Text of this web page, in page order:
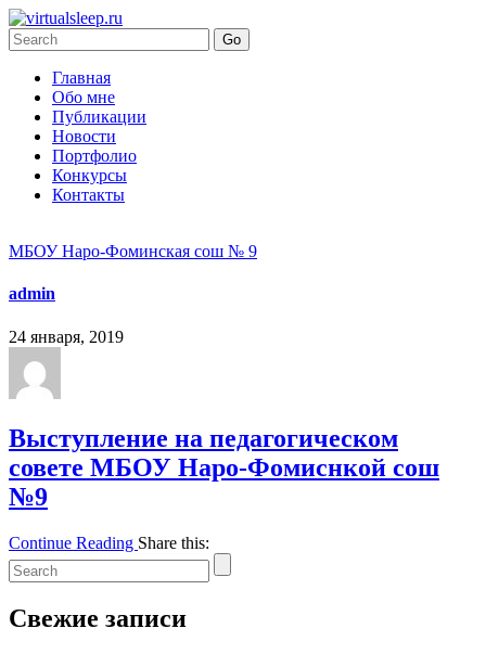
Главная
Обо мне
Публикации
Новости
Портфолио
Конкурсы
Контакты
МБОУ Наро-Фоминская сош № 9
admin
24 января, 2019
Выступление на педагогическом
совете МБОУ Наро-Фомиснкой сош
№9
Continue Reading Share this:
Свежие записи